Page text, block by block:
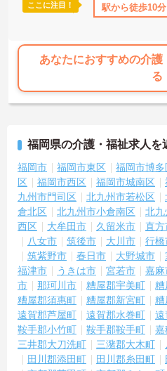
ここに注目！ 駅から徒歩10
あなたにおすすめの介
る
福岡県の介護・福祉求人を
福岡市 福岡市東区 福岡市博多
区
福岡市西区 福岡市城南区
九州市門司区
北九州市若松区
倉北区
北九州市小倉南区 北九
西区
大牟田市 久留米市 直方
八女市
筑後市 大川市 行橋
筑紫野市
春日市 大野城市
福津市
うきは市 宮若市 嘉麻
市
那珂川市 糟屋郡宇美町 糟
糟屋郡須惠町
糟屋郡新宮町 糟
遠賀郡芦屋町
遠賀郡水巻町 遠
鞍手郡小竹町
鞍手郡鞍手町 嘉
三井郡大刀洗町
三潴郡大木町
田川郡添田町
田川郡糸田町